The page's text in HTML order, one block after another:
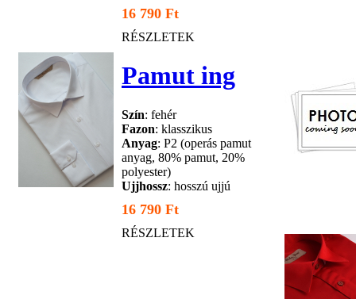
16 790 Ft
RÉSZLETEK
Pamut ing
Szín: fehér
Fazon: klasszikus
Anyag: P2 (operás pamut
anyag, 80% pamut, 20%
polyester)
Ujjhossz: hosszú ujjú
16 790 Ft
RÉSZLETEK